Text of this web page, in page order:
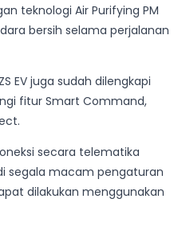
teknologi Air Purifying PM
bersih selama perjalanan
EV juga sudah dilengkapi
fitur Smart Command,
secara telematika
segala macam pengaturan
dilakukan menggunakan